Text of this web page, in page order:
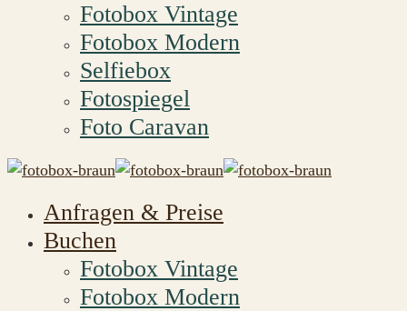
Fotobox Vintage
Fotobox Modern
Selfiebox
Fotospiegel
Foto Caravan
Anfragen & Preise
Buchen
Fotobox Vintage
Fotobox Modern